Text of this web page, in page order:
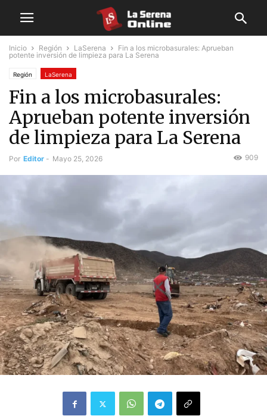
Inicio Región LaSerena
Fin a los microbasurales: Aprueban
potente inversión de limpieza para La Serena
Región LaSerena
Fin a los microbasurales:
Aprueban potente inversión
de limpieza para La Serena
Por Editor - Mayo 25, 2026 909